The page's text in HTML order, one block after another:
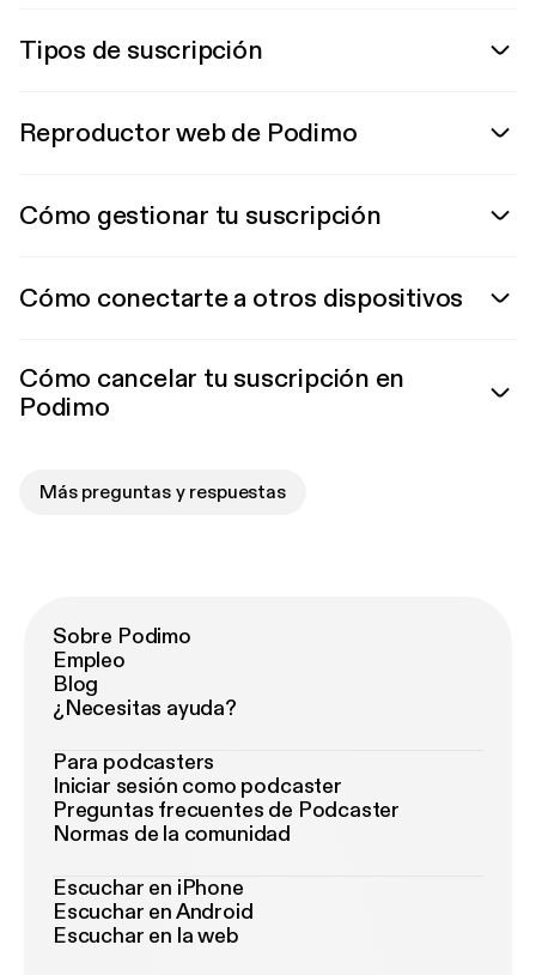
Tipos de suscripción
Reproductor web de Podimo
Cómo gestionar tu suscripción
Cómo conectarte a otros dispositivos
Cómo cancelar tu suscripción en
Podimo
Más preguntas y respuestas
Sobre Podimo
Empleo
Blog
¿Necesitas ayuda?
Para podcasters
Iniciar sesión como podcaster
Preguntas frecuentes de Podcaster
Normas de la comunidad
Escuchar en iPhone
Escuchar en Android
Escuchar en la web